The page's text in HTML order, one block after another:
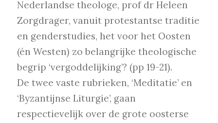
Nederlandse theologe, prof dr Heleen
Zorgdrager, vanuit protestantse traditie
en genderstudies, het voor het Oosten
(én Westen) zo belangrijke theologische
begrip ‘vergoddelijking’? (pp 19-21).
De twee vaste rubrieken, ‘Meditatie’ en
‘Byzantijnse Liturgie’, gaan
respectievelijk over de grote oosterse